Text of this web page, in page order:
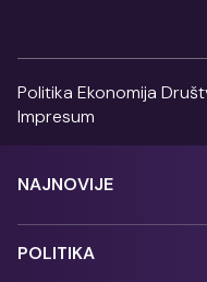
Politika Ekonomija
Impresum
NAJNOVIJE
POLITIKA